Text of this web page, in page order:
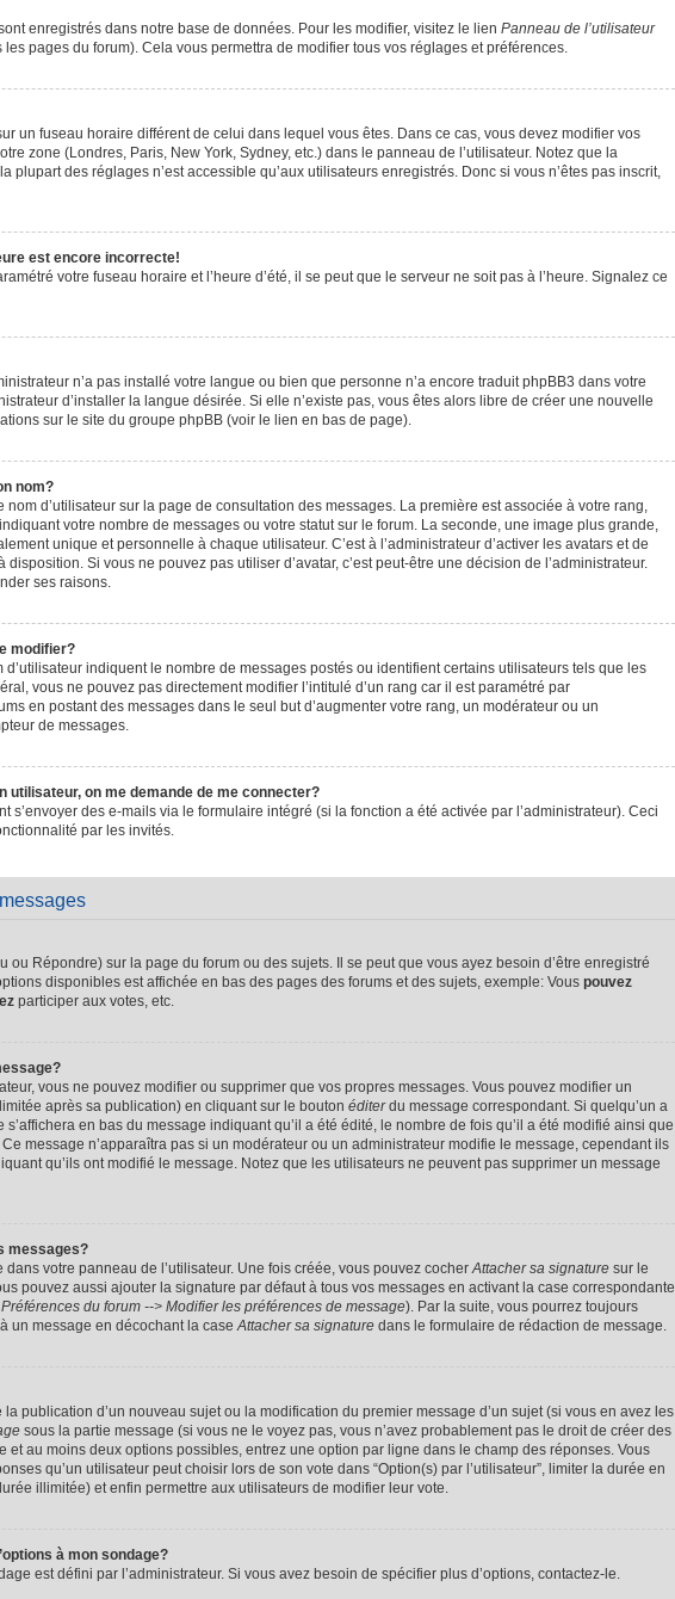
enregistrés dans notre base de données. Pour les modifier, visitez le lien Panneau de l’utilisateur
pages du forum). Cela vous permettra de modifier tous vos réglages et préférences.
un fuseau horaire différent de celui dans lequel vous êtes. Dans ce cas, vous devez modifier vos
zone (Londres, Paris, New York, Sydney, etc.) dans le panneau de l’utilisateur. Notez que la
plupart des réglages n’est accessible qu’aux utilisateurs enregistrés. Donc si vous n’êtes pas inscrit,
est encore incorrecte!
votre fuseau horaire et l’heure d’été, il se peut que le serveur ne soit pas à l’heure. Signalez ce
n’a pas installé votre langue ou bien que personne n’a encore traduit phpBB3 dans votre
d’installer la langue désirée. Si elle n’existe pas, vous êtes alors libre de créer une nouvelle
sur le site du groupe phpBB (voir le lien en bas de page).
nom?
nom d’utilisateur sur la page de consultation des messages. La première est associée à votre rang,
votre nombre de messages ou votre statut sur le forum. La seconde, une image plus grande,
unique et personnelle à chaque utilisateur. C’est à l’administrateur d’activer les avatars et de
Si vous ne pouvez pas utiliser d’avatar, c’est peut-être une décision de l’administrateur.
ses raisons.
modifier?
indiquent le nombre de messages postés ou identifient certains utilisateurs tels que les
vous ne pouvez pas directement modifier l’intitulé d’un rang car il est paramétré par
en postant des messages dans le seul but d’augmenter votre rang, un modérateur ou un
de messages.
utilisateur, on me demande de me connecter?
s’envoyer des e-mails via le formulaire intégré (si la fonction a été activée par l’administrateur). Ceci
par les invités.
Répondre) sur la page du forum ou des sujets. Il se peut que vous ayez besoin d’être enregistré
disponibles est affichée en bas des pages des forums et des sujets, exemple: Vous pouvez
participer aux votes, etc.
vous ne pouvez modifier ou supprimer que vos propres messages. Vous pouvez modifier un
après sa publication) en cliquant sur le bouton éditerdu message correspondant. Si quelqu’un a
en bas du message indiquant qu’il a été édité, le nombre de fois qu’il a été modifié ainsi que
message n’apparaîtra pas si un modérateur ou un administrateur modifie le message, cependant ils
qu’ils ont modifié le message. Notez que les utilisateurs ne peuvent pas supprimer un message
messages?
dans votre panneau de l’utilisateur. Une fois créée, vous pouvez cocherAttacher sa signature sur le
pouvez aussi ajouter la signature par défaut à tous vos messages en activant la case correspondante
Préférences du forum --> Modifier les préférences de message). Par la suite, vous pourrez toujours
un message en décochant la caseAttacher sa signature dans le formulaire de rédaction de message.
la publication d’un nouveau sujet ou la modification du premier message d’un sujet (si vous en avez les
sous la partie message (si vous ne le voyez pas, vous n’avez probablement pas le droit de créer des
et au moins deux options possibles, entrez une option par ligne dans le champ des réponses. Vous
qu’un utilisateur peut choisir lors de son vote dans “Option(s) par l’utilisateur”, limiter la durée en
illimitée) et enfin permettre aux utilisateurs de modifier leur vote.
à mon sondage?
est défini par l’administrateur. Si vous avez besoin de spécifier plus d’options, contactez-le.